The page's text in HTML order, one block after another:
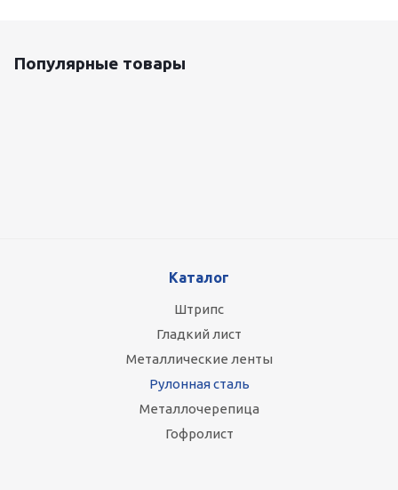
Популярные товары
Каталог
Штрипс
Гладкий лист
Металлические ленты
Рулонная сталь
Металлочерепица
Гофролист